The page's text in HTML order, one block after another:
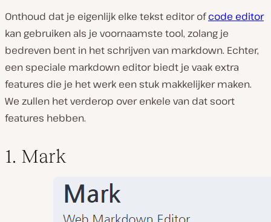
Onthoud dat je eigenlijk elke tekst editor ofcode editor
kan gebruiken als je voornaamste tool, zolang je
bedreven bent in het schrijven van markdown. Echter,
een speciale markdown editor biedt je vaak extra
features die je het werk een stuk makkelijker maken.
We zullen het verderop over enkele van dat soort
features hebben.
1. Mark